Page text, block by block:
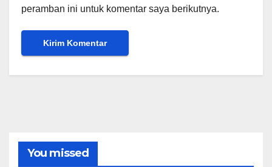
peramban ini untuk komentar saya berikutnya.
You missed